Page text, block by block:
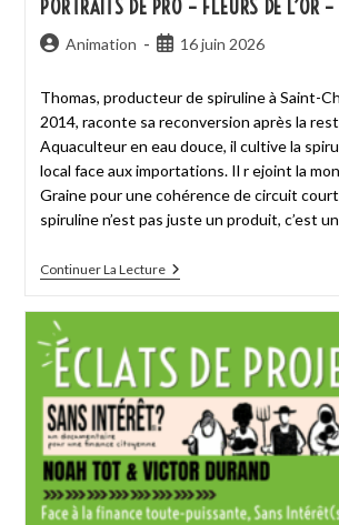
PORTRAITS DE PRO – FLEURS DE L’OR –
Animation 16 juin 2026
Thomas, producteur de spiruline à Saint-
2014, raconte sa reconversion après la
Aquaculteur en eau douce, il cultive la
local face aux importations. Il r ejoint la
Graine pour une cohérence de circuit
spiruline n’est pas juste un produit, c’est
Continuer La Lecture